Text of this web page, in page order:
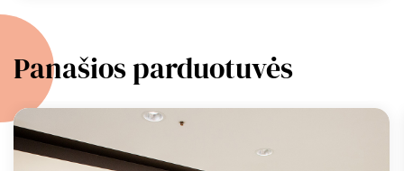
Panašios parduotuvės